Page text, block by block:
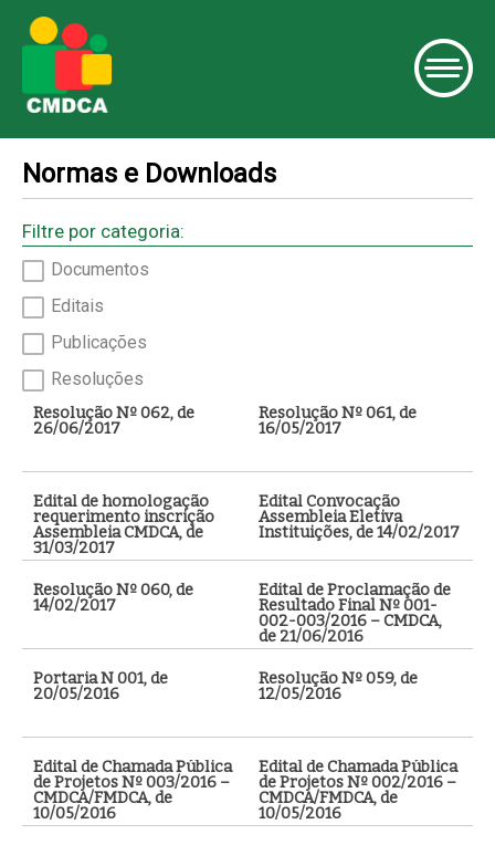
Normas e Downloads
Filtre por categoria:
Documentos
Editais
Publicações
Resoluções
Resolução Nº 062, de
26/06/2017
Resolução Nº 061, de
16/05/2017
Edital de homologação
requerimento inscrição
Assembleia CMDCA, de
31/03/2017
Edital Convocação
Assembleia Eletiva
Instituições, de 14/02/2017
Resolução Nº 060, de
14/02/2017
Edital de Proclamação de
Resultado Final Nº 001-
002-003/2016 – CMDCA,
de 21/06/2016
Portaria N 001, de
20/05/2016
Resolução Nº 059, de
12/05/2016
Edital de Chamada Pública
de Projetos Nº 003/2016 –
CMDCA/FMDCA, de
10/05/2016
Edital de Chamada Pública
de Projetos Nº 002/2016 –
CMDCA/FMDCA, de
10/05/2016